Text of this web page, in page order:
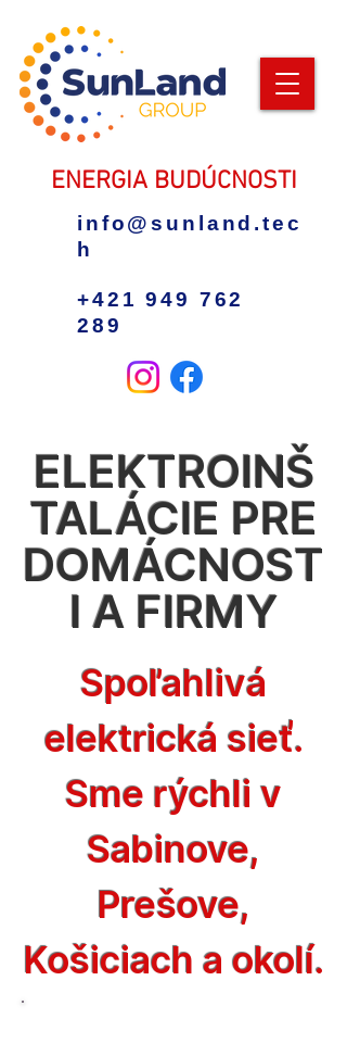
ENERGIA BUDÚCNOSTI
info@sunland.tec
h
+421 949 762
289
ELEKTROINŠ
TALÁCIE PRE
DOMÁCNOST
I A FIRMY
Spoľahlivá
elektrická sieť.
Sme rýchli v
Sabinove,
Prešove,
Košiciach a okolí.